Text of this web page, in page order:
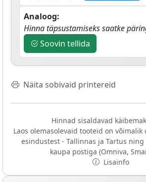
Analoog:
Hinna täpsustamiseks saatke
Soovin tellida
Näita sobivaid printereid
Hinnad sisaldavad
Laos olemasolevaid tooteid on võimalik
esindustest - Tallinnas ja Tartus
kaupa postiga (Omniva,
Lisainfo